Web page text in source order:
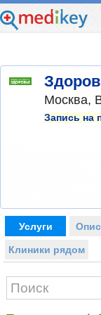
Москва,
Запись на
Услуги
Клиники рядом